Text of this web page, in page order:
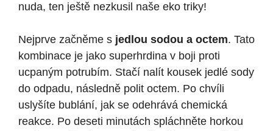
nuda, ten ještě nezkusil naše eko triky!
Nejprve začněme s jedlou sodou a octem. Tato
kombinace je jako superhrdina v boji proti
ucpaným potrubím. Stačí nalít kousek jedlé sody
do odpadu, následně polit octem. Po chvíli
uslyšíte bublání, jak se odehrává chemická
reakce. Po deseti minutách spláchněte horkou